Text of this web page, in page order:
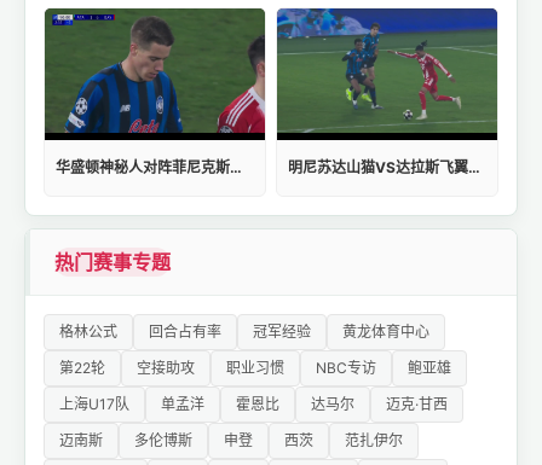
华盛顿神秘人对阵菲尼克斯水星在线观看免费 明尼苏达山猫VS达拉斯飞翼哪里看
热门赛事专题
格林公式 回合占有率 冠军经验
黄龙体育中心
第22轮
空接助攻 职业习惯 NBC专访
鲍亚雄
上海U17队
单孟洋 霍恩比 达马尔
迈克·甘西
迈南斯
多伦博斯 申登 西茨
范扎伊尔